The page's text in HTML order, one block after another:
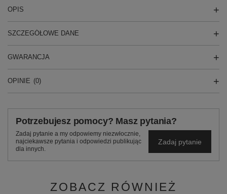
OPIS
SZCZEGÓŁOWE DANE
GWARANCJA
OPINIE (0)
Potrzebujesz pomocy? Masz pytania?
Zadaj pytanie a my odpowiemy niezwłocznie,
najciekawsze pytania i odpowiedzi publikując
dla innych.
Zadaj pytanie
ZOBACZ RÓWNIEŻ